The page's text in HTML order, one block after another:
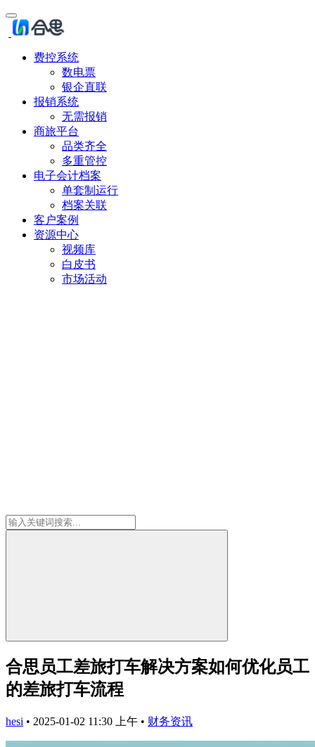
费控系统
数电票
银企直联
报销系统
无需报销
商旅平台
品类齐全
多重管控
电子会计档案
单套制运行
档案关联
客户案例
资源中心
视频库
白皮书
市场活动
合思员工差旅打车解决方案如何优化员工
的差旅打车流程
hesi • 2025-01-02 11:30 上午 • 财务资讯